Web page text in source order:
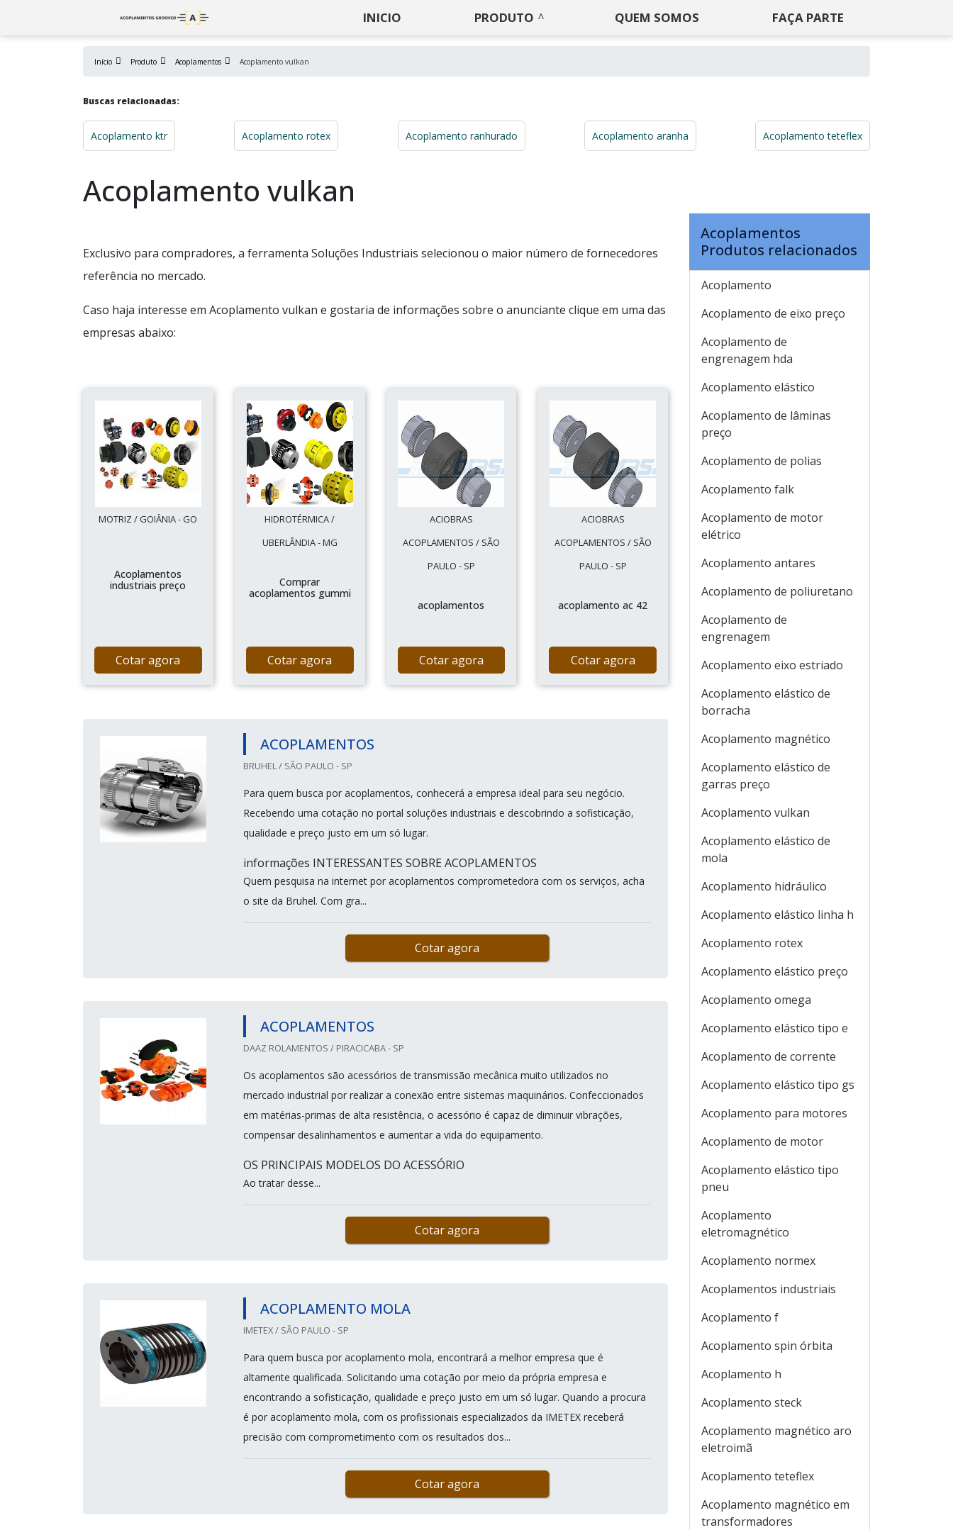
INICIO PRODUTO QUEM SOMOS FAÇA PARTE
Início Produto Acoplamentos Acoplamento vulkan
Buscas relacionadas:
Acoplamento ktr Acoplamento rotex Acoplamento ranhurado Acoplamento aranha Acoplamento teteflex
Acoplamento vulkan
Exclusivo para compradores, a ferramenta Soluções Industriais selecionou o maior número de fornecedores
referência no mercado.
Caso haja interesse em Acoplamento vulkan e gostaria de informações sobre o anunciante clique em uma das
empresas abaixo:
MOTRIZ / GOIÂNIA - GO
Acoplamentos
industriais preço
Cotar agora
HIDROTÉRMICA /
UBERLÂNDIA - MG
Comprar
acoplamentos gummi
Cotar agora
ACIOBRAS
ACOPLAMENTOS / SÃO
PAULO - SP
acoplamentos
Cotar agora
ACIOBRAS
ACOPLAMENTOS / SÃO
PAULO - SP
acoplamento ac 42
Cotar agora
ACOPLAMENTOS
BRUHEL / SÃO PAULO - SP
Para quem busca por acoplamentos, conhecerá a empresa ideal para seu negócio.
Recebendo uma cotação no portal soluções industriais e descobrindo a sofisticação,
qualidade e preço justo em um só lugar.
informações INTERESSANTES SOBRE ACOPLAMENTOS
Quem pesquisa na internet por acoplamentos comprometedora com os serviços, acha
o site da Bruhel. Com gra...
Cotar agora
ACOPLAMENTOS
DAAZ ROLAMENTOS / PIRACICABA - SP
Os acoplamentos são acessórios de transmissão mecânica muito utilizados no
mercado industrial por realizar a conexão entre sistemas maquinários. Confeccionados
em matérias-primas de alta resistência, o acessório é capaz de diminuir vibrações,
compensar desalinhamentos e aumentar a vida do equipamento.
OS PRINCIPAIS MODELOS DO ACESSÓRIO
Ao tratar desse...
Cotar agora
ACOPLAMENTO MOLA
IMETEX / SÃO PAULO - SP
Para quem busca por acoplamento mola, encontrará a melhor empresa que é
altamente qualificada. Solicitando uma cotação por meio da própria empresa e
encontrando a sofisticação, qualidade e preço justo em um só lugar. Quando a procura
é por acoplamento mola, com os profissionais especializados da IMETEX receberá
precisão com comprometimento com os resultados dos...
Cotar agora
Acoplamentos
Produtos relacionados
Acoplamento
Acoplamento de eixo preço
Acoplamento de
engrenagem hda
Acoplamento elástico
Acoplamento de lâminas
preço
Acoplamento de polias
Acoplamento falk
Acoplamento de motor
elétrico
Acoplamento antares
Acoplamento de poliuretano
Acoplamento de
engrenagem
Acoplamento eixo estriado
Acoplamento elástico de
borracha
Acoplamento magnético
Acoplamento elástico de
garras preço
Acoplamento vulkan
Acoplamento elástico de
mola
Acoplamento hidráulico
Acoplamento elástico linha h
Acoplamento rotex
Acoplamento elástico preço
Acoplamento omega
Acoplamento elástico tipo e
Acoplamento de corrente
Acoplamento elástico tipo gs
Acoplamento para motores
Acoplamento de motor
Acoplamento elástico tipo
pneu
Acoplamento
eletromagnético
Acoplamento normex
Acoplamentos industriais
Acoplamento f
Acoplamento spin órbita
Acoplamento h
Acoplamento steck
Acoplamento magnético aro
eletroimã
Acoplamento teteflex
Acoplamento magnético em
transformadores